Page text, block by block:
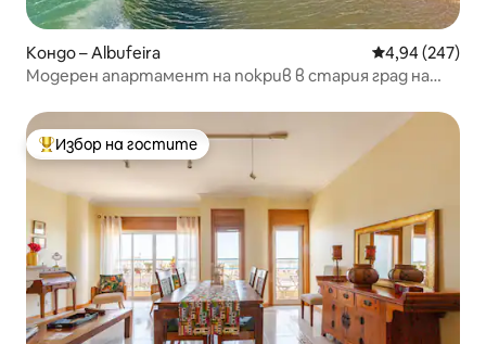
Кондо – Albufeira Средна
4,94 (247)
Модерен апартамент на покрив в стария град на
Най-популярен избор на гостите
Избор на гостите